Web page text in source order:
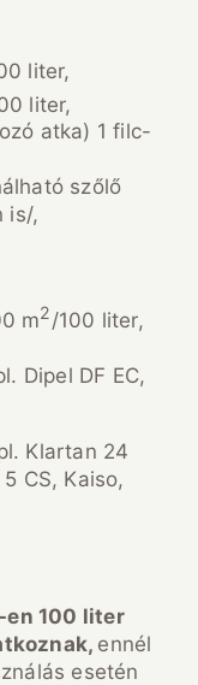
liter,
liter,
atka) 1 filc-
szőlő
is/,
m2/100 liter,
Dipel DF EC,
Klartan 24
CS, Kaiso,
-en 100 liter
ennél
esetén